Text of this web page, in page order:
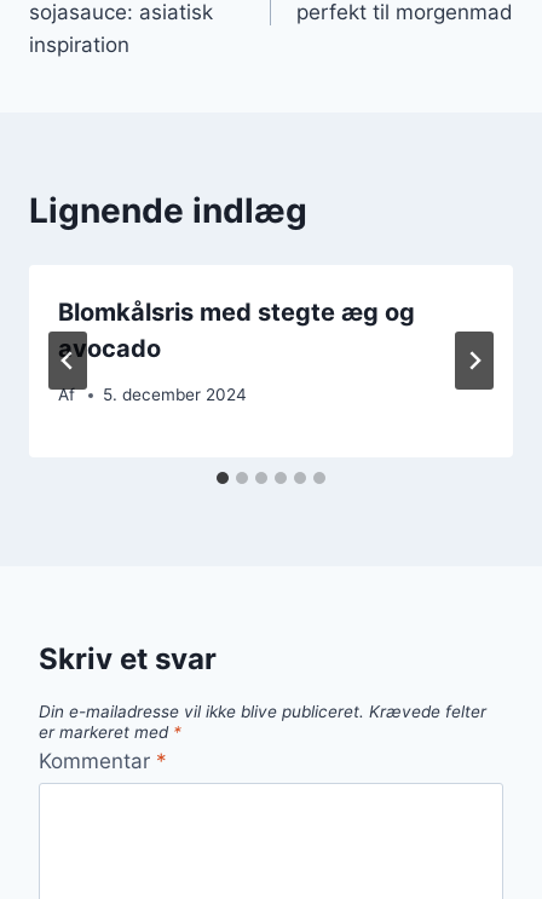
sojasauce: asiatisk
inspiration
perfekt til morgenmad
Lignende indlæg
Blomkålsris med stegte æg og
avocado
Af 5. december 2024
Skriv et svar
Din e-mailadresse vil ikke blive publiceret. Krævede felter
er markeret med *
Kommentar *